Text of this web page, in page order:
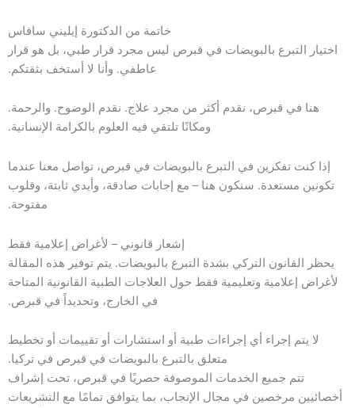
خاتمة من الدكتورة إيليني سافاس
اختيار التبرع بالبويضات في قبرص ليس مجرد قرار طبي، بل هو قرار
عاطفي. وأنا لا أستخف بثقتكم.
هنا في قبرص، نقدم أكثر من مجرد علاج. نقدم الوضوح. والرحمة.
ومكانًا تلتقي فيه العلوم بالكرامة الإنسانية.
إذا كنت تفكرين في التبرع بالبويضات في قبرص، تواصل معنا عندما
تكونين مستعدة. سنكون هنا – مع إجابات صادقة، وأيدي ثابتة، وقلوب
مفتوحة.
إشعار قانوني – لأغراض إعلامية فقط
يحظر القانون التركي بشدة التبرع بالبويضات. يتم توفير هذه المقالة
لأغراض إعلامية وتعليمية فقط حول العلاجات الطبية القانونية المتاحة
في الخارج، وتحديداً في قبرص.
لا يتم إجراء أي إجراءات طبية أو استشارات أو تقييمات أو تخطيط
متعلق بالتبرع بالبويضات في قبرص في تركيا.
تتم جميع الخدمات الموصوفة حصريًا في قبرص، تحت إشراف
أخصائيين مرخصين في مجال الإنجاب، بما يتوافق تمامًا مع التشريعات